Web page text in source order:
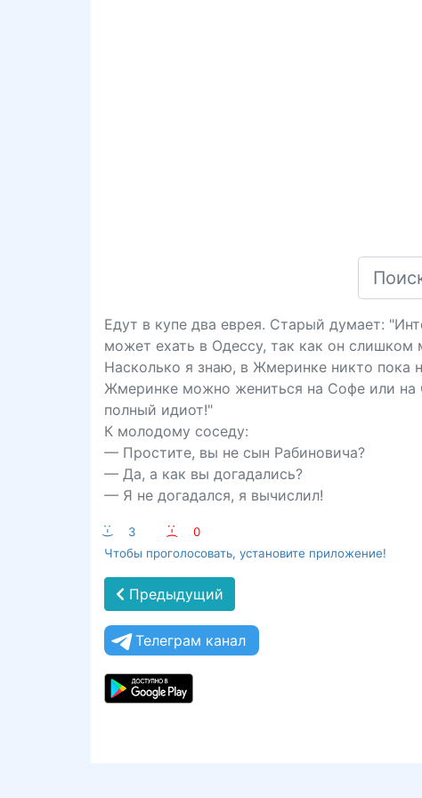
Едут в купе два еврея. Старый думает:
может ехать в Одессу, так как он
Насколько я знаю, в Жмеринке никто пока
Жмеринке можно жениться на Софе или
полный идиот!"
К молодому соседу:
— Простите, вы не сын Рабиновича?
— Да, а как вы догадались?
— Я не догадался, я вычислил!
:-) 3 :-(
0
Чтобы проголосовать, установите приложение!
Предыдущий
Телеграм канал